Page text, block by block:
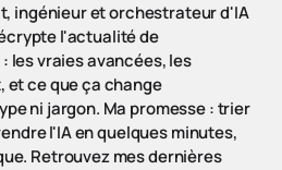
ingénieur et orchestrateur d'IA
l'actualité de
vraies avancées, les
ce que ça change
ni jargon. Ma promesse : trier
l'IA en quelques minutes,
Retrouvez mes dernières